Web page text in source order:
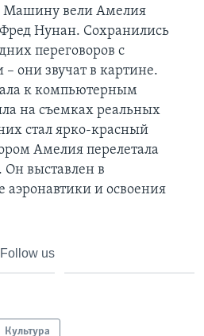
Машину вели Амелия
Нунан. Сохранились
переговоров с
они звучат в картине.
к компьютерным
на съемках реальных
стал ярко-красный
Амелия перелетала
Он выставлен в
и освоения
Follow us
Культура